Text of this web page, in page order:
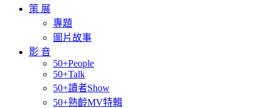
策 展
專題
圖片故事
影 音
50+People
50+Talk
50+讀者Show
50+熟齡MV特輯